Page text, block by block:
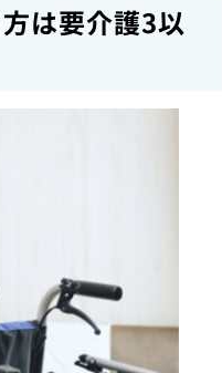
は要介護3以